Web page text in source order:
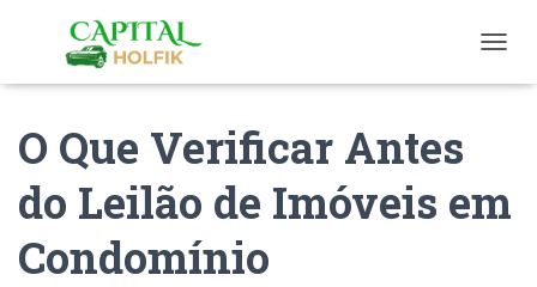
O
N
A
O Que Verificar Antes
do Leilão de Imóveis em
Condomínio